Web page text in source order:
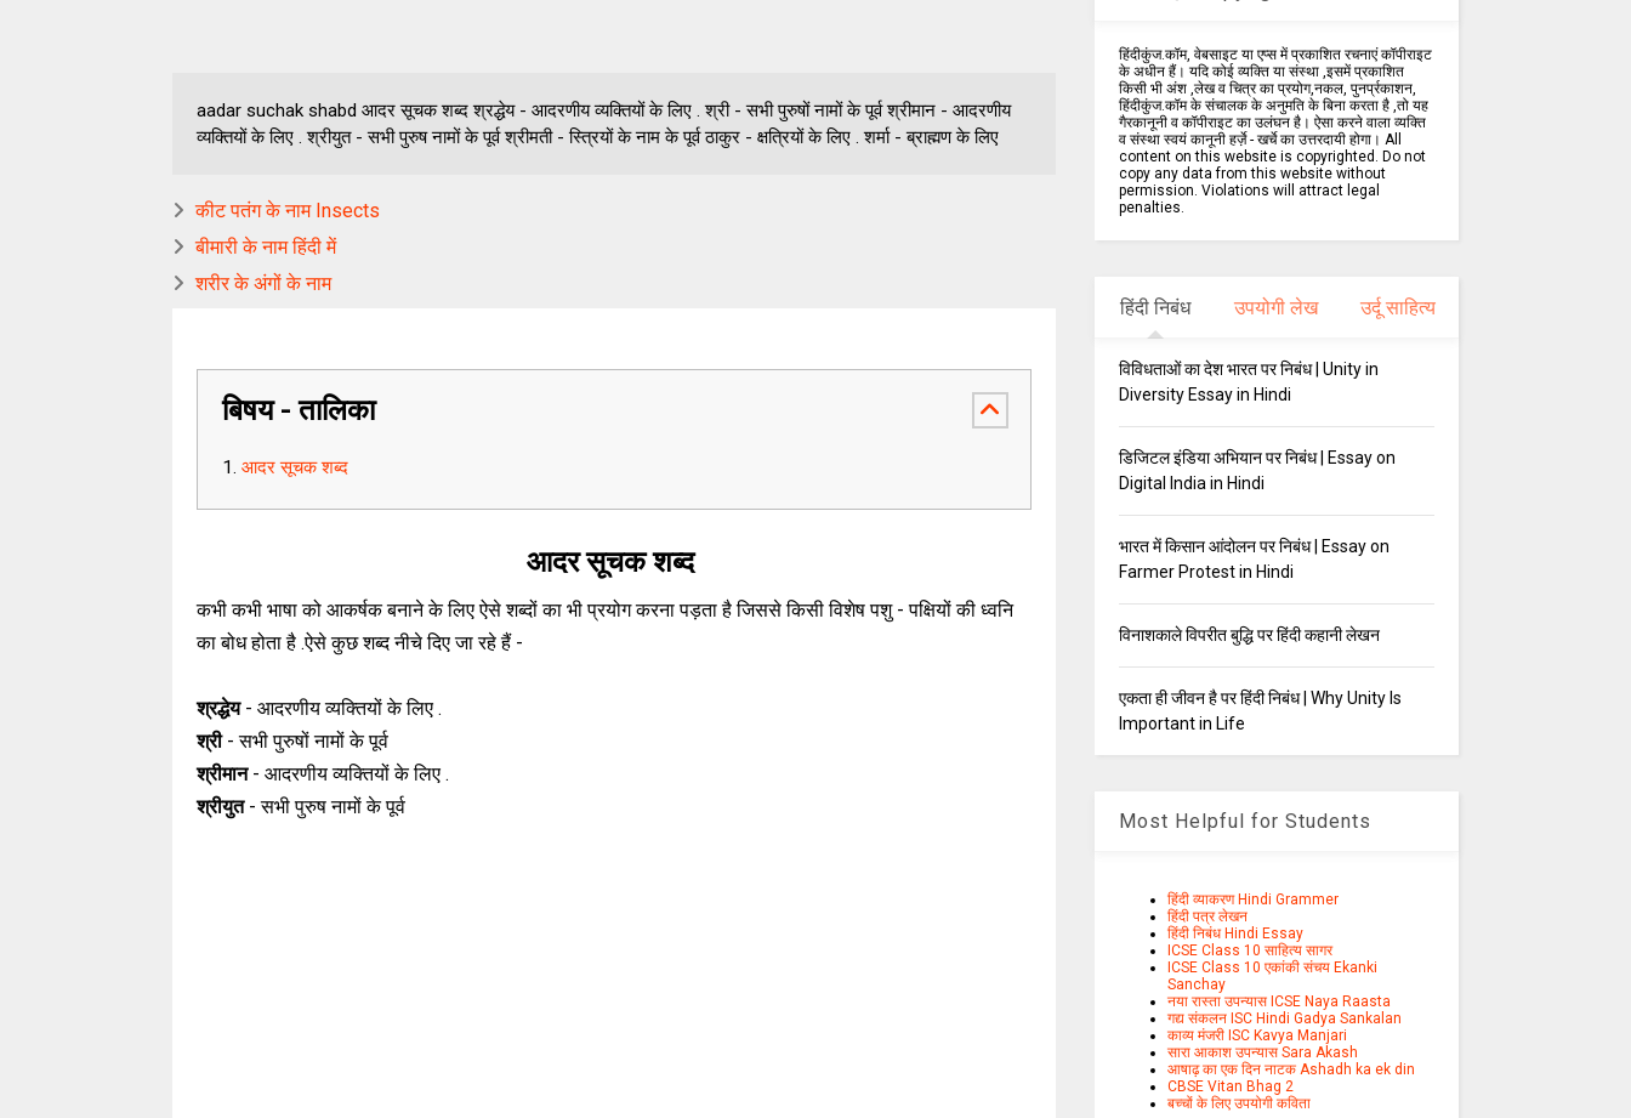
aadar suchak shabd आदर सूचक शब्द श्रद्धेय - आदरणीय व्यक्तियों के लिए . श्री - सभी पुरुषों नामों के पूर्व श्रीमान - आदरणीय
व्यक्तियों के लिए . श्रीयुत - सभी पुरुष नामों के पूर्व श्रीमती - स्त्रियों के नाम के पूर्व ठाकुर - क्षत्रियों के लिए . शर्मा - ब्राह्मण के लिए
कीट पतंग के नाम Insects
बीमारी के नाम हिंदी में
शरीर के अंगों के नाम
बिषय - तालिका
आदर सूचक शब्द
आदर सूचक शब्द
कभी कभी भाषा को आकर्षक बनाने के लिए ऐसे शब्दों का भी प्रयोग करना पड़ता है जिससे किसी विशेष पशु - पक्षियों की ध्वनि
का बोध होता है .ऐसे कुछ शब्द नीचे दिए जा रहे हैं -
श्रद्धेय - आदरणीय व्यक्तियों के लिए .
श्री- सभी पुरुषों नामों के पूर्व
श्रीमान- आदरणीय व्यक्तियों के लिए .
श्रीयुत- सभी पुरुष नामों के पूर्व
हिंदीकुंज.कॉम, वेबसाइट या एप्स में प्रकाशित रचनाएं कॉपीराइट
के अधीन हैं। यदि कोई व्यक्ति या संस्था ,इसमें प्रकाशित
किसी भी अंश ,लेख व चित्र का प्रयोग,नकल, पुनर्प्रकाशन,
हिंदीकुंज.कॉम के संचालक के अनुमति के बिना करता है ,तो यह
गैरकानूनी व कॉपीराइट का उलंघन है। ऐसा करने वाला व्यक्ति
व संस्था स्वयं कानूनी हर्ज़े - खर्चे का उत्तरदायी होगा। All
content on this website is copyrighted. Do not
copy any data from this website without
permission. Violations will attract legal
penalties.
हिंदी निबंध उपयोगी लेख उर्दू साहित्य
विविधताओं का देश भारत पर निबंध | Unity in
Diversity Essay in Hindi
डिजिटल इंडिया अभियान पर निबंध | Essay on
Digital India in Hindi
भारत में किसान आंदोलन पर निबंध | Essay on
Farmer Protest in Hindi
विनाशकाले विपरीत बुद्धि पर हिंदी कहानी लेखन
एकता ही जीवन है पर हिंदी निबंध | Why Unity Is
Important in Life
Most Helpful for Students
हिंदी व्याकरण Hindi Grammer
हिंदी पत्र लेखन
हिंदी निबंध Hindi Essay
ICSE Class 10 साहित्य सागर
ICSE Class 10 एकांकी संचय Ekanki
Sanchay
नया रास्ता उपन्यास ICSE Naya Raasta
गद्य संकलन ISC Hindi Gadya Sankalan
काव्य मंजरी ISC Kavya Manjari
सारा आकाश उपन्यास Sara Akash
आषाढ़ का एक दिन नाटक Ashadh ka ek din
CBSE Vitan Bhag 2
बच्चों के लिए उपयोगी कविता